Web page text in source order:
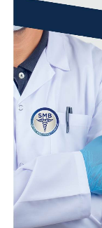
desplegada en
las autoridades